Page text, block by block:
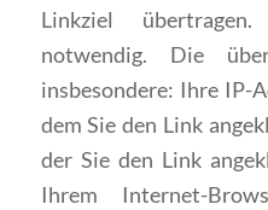
Linkziel
notwendig. Die
insbesondere: Ihre IP-
dem Sie den Link
der Sie den Link
Ihrem Internet-